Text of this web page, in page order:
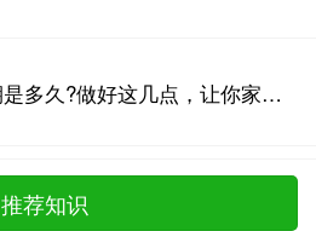
绣球花的花期是多久?做好这几点，让你家绣球花开爆盆!
推荐知识